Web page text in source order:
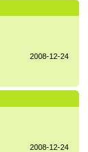
2008-12-24
2008-12-24